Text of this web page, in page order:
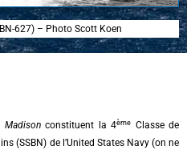
627) – Photo Scott Koen
Madisonconstituent la 4ème Classe de
(SSBN) de l’United States Navy (on ne